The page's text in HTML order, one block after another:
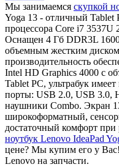
Мы занимаемся скупкой
Yoga 13 - отличный Tablet
процессора Core i7
Оснащен 4 Гб DDR3L
объемным жестким
производительность
Intel HD Graphics 4000 с
Tablet PC, ультрабук
порты: USB 2.0, USB 3.0,
наушники Combo. Экран
широкоформатный,
достаточный комфорт при
ноутбук Lenovo IdeaPad
цене? Мы купим его у
Lenovo на запчасти.